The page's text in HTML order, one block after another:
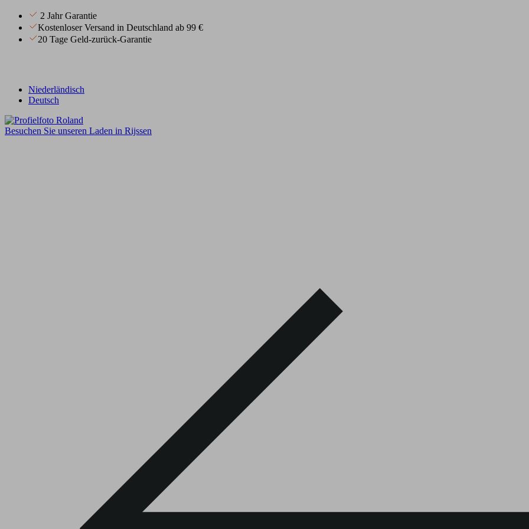
2 Jahr Garantie
Kostenloser Versand in Deutschland ab 99 €
20 Tage Geld-zurück-Garantie
Niederländisch
Deutsch
Besuchen Sie unseren Laden in Rijssen